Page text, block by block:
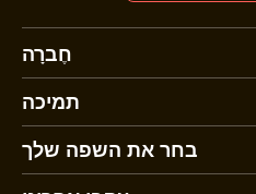
חֶברָה
תמיכה
בחר את השפה שלך